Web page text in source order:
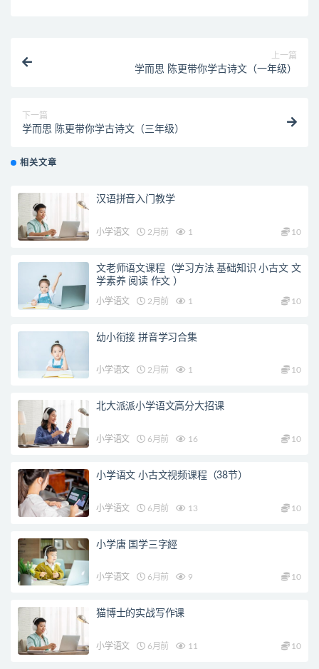
上一篇
学而思 陈更带你学古诗文（一年级）
下一篇
学而思 陈更带你学古诗文（三年级）
相关文章
汉语拼音入门教学
小学语文 2月前 1 10
文老师语文课程（学习方法 基础知识 小古文 文
学素养 阅读 作文 ）
小学语文 2月前 1 10
幼小衔接 拼音学习合集
小学语文 2月前 1 10
北大派派小学语文高分大招课
小学语文 6月前 16 10
小学语文 小古文视频课程（38节）
小学语文 6月前 13 10
小学唐 国学三字經
小学语文 6月前 9 10
猫博士的实战写作课
小学语文 6月前 11 10